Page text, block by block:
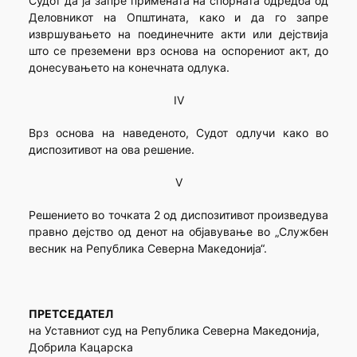
Деловникот на Општината, како и да го запре
извршувањето на поединечните акти или дејствија
што се преземени врз основа на оспорениот акт, до
донесувањето на конечната одлука.
IV
Врз основа на наведеното, Судот одлучи како во
диспозитивот на ова решение.
V
Решението во точката 2 од диспозитивот произведува
правно дејство од денот на објавување во „Службен
весник на Република Северна Македонија“.
ПРЕТСЕДАТЕЛ
на Уставниот суд нa Република Северна Македонија,
Добрила Кацарска